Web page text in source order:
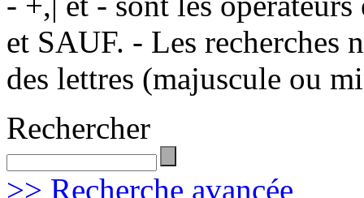
et SAUF. - Les recherches
des lettres (majuscule ou
Rechercher
>> Recherche avancée